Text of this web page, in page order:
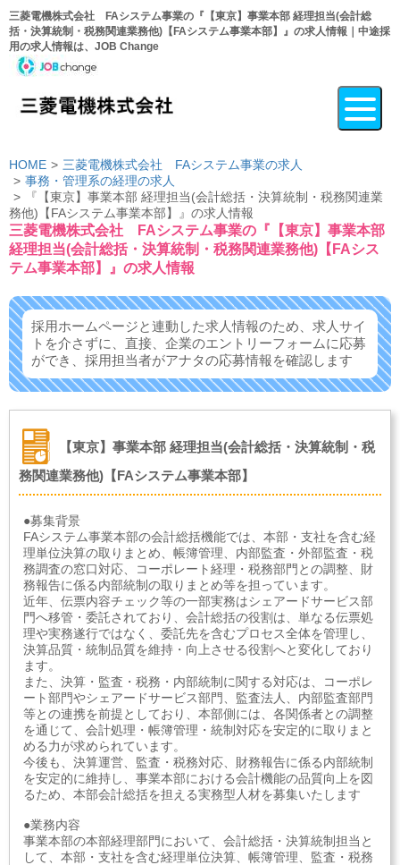
三菱電機株式会社 FAシステム事業の『【東京】事業本部 経理担当(会計総
括・決算統制・税務関連業務他)【FAシステム事業本部】』の求人情報｜中途採
用の求人情報は、JOB Change
HOME
三菱電機株式会社 FAシステム事業の求人
事務・管理系の経理の求人
『【東京】事業本部 経理担当(会計総括・決算統制・税務関連業
務他)【FAシステム事業本部】』の求人情報
三菱電機株式会社 FAシステム事業の『【東京】事業本部
経理担当(会計総括・決算統制・税務関連業務他)【FAシス
テム事業本部】』の求人情報
採用ホームページと連動した求人情報のため、求人サイ
トを介さずに、 直接、企業のエントリーフォームに応募
ができ、 採用担当者がアナタの応募情報を確認します
【東京】事業本部 経理担当(会計総括・決算統制・税
務関連業務他)【FAシステム事業本部】
●募集背景
FAシステム事業本部の会計総括機能では、本部・支社を含む経
理単位決算の取りまとめ、帳簿管理、内部監査・外部監査・税
務調査の窓口対応、コーポレート経理・税務部門との調整、財
務報告に係る内部統制の取りまとめ等を担っています。
近年、伝票内容チェック等の一部実務はシェアードサービス部
門へ移管・委託されており、会計総括の役割は、単なる伝票処
理や実務遂行ではなく、委託先を含むプロセス全体を管理し、
決算品質・統制品質を維持・向上させる役割へと変化しており
ます。
また、決算・監査・税務・内部統制に関する対応は、コーポレ
ート部門やシェアードサービス部門、監査法人、内部監査部門
等との連携を前提としており、本部側には、各関係者との調整
を通じて、会計処理・帳簿管理・統制対応を安定的に取りまと
める力が求められています。
今後も、決算運営、監査・税務対応、財務報告に係る内部統制
を安定的に維持し、事業本部における会計機能の品質向上を図
るため、本部会計総括を担える実務型人材を募集いたします
●業務内容
事業本部の本部経理部門において、会計総括・決算統制担当と
して、本部・支社を含む経理単位決算、帳簿管理、監査・税務